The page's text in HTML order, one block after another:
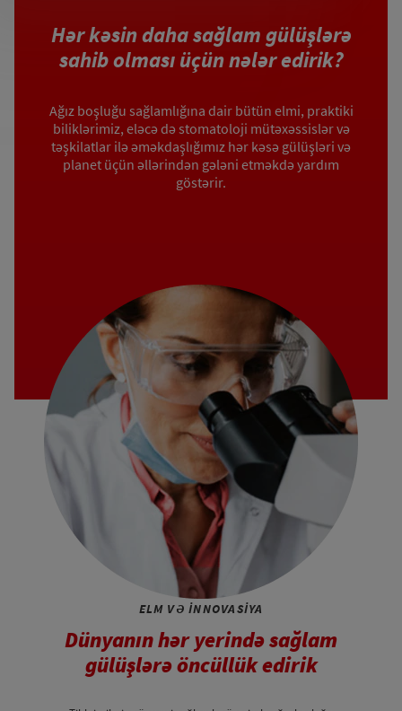
Hər kəsin daha sağlam gülüşlərə
sahib olması üçün nələr edirik?
Ağız boşluğu sağlamlığına dair bütün elmi, praktiki
biliklərimiz, eləcə də stomatoloji mütəxəssislər və
təşkilatlar ilə əməkdaşlığımız hər kəsə gülüşləri və
planet üçün əllərindən gələni etməkdə yardım
göstərir.
ELM VƏ INNOVASIYA
Dünyanın hər yerində sağlam
gülüşlərə öncüllük edirik